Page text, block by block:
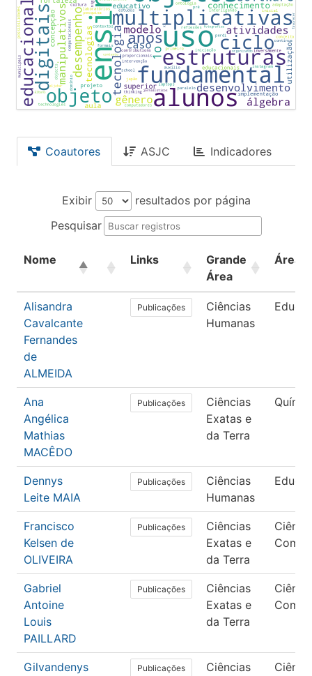
Coautores ASJC Indicadores
Exibir
resultados por página
Pesquisar
Nome Links
Grande
Área
Área
Alisandra
Cavalcante
Fernandes
de
ALMEIDA
Publicações
Ciências
Humanas
Ana
Angélica
Mathias
MACÊDO
Publicações
Ciências
Exatas e
da Terra
Dennys
Leite MAIA
Publicações
Ciências
Humanas
Francisco
Kelsen de
OLIVEIRA
Publicações
Ciências
Exatas e
da Terra
Gabriel
Antoine
Louis
PAILLARD
Publicações
Ciências
Exatas e
da Terra
Gilvandenys
Publicações
Ciências